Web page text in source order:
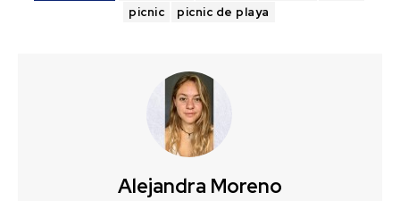
picnic
picnic de playa
Alejandra Moreno